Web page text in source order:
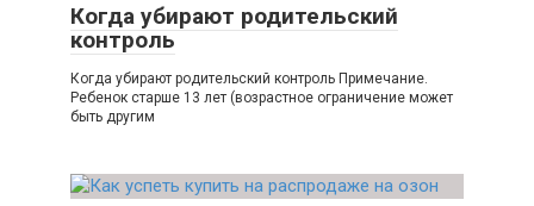
Когда убирают родительский
контроль
Когда убирают родительский контроль Примечание.
Ребенок старше 13 лет (возрастное ограничение может
быть другим